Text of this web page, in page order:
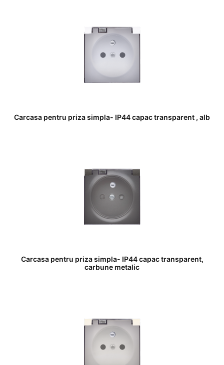
Carcasa pentru priza simpla- IP44 capac transparent , alb
Carcasa pentru priza simpla- IP44 capac transparent,
carbune metalic